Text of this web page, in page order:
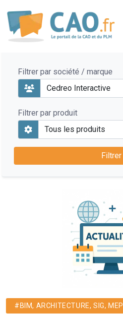
Filtrer par société / marque
Filtrer par produit
#BIM, ARCHITECTURE, SIG, MEP